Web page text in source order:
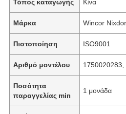
Τόπος καταγωγής Κίνα
Μάρκα Wincor
Πιστοποίηση ISO9001
Αριθμό μοντέλου
Ποσότητα
παραγγελίας min
1 μονάδα